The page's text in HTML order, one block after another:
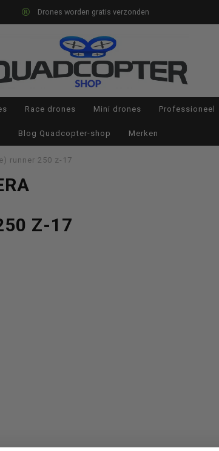
Drones worden gratis verzonden
Race drones Mini drones Professioneel
Blog Quadcopter-shop Merken
runner 250 z-17
Z-17